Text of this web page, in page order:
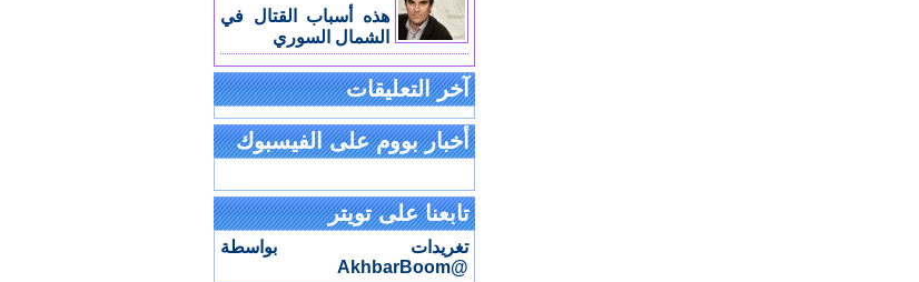
هذه أسباب القتال في
الشمال السوري
آخر التعليقات
أخبار بووم على الفيسبوك
تابعنا على تويتر
تغريدات بواسطة
@AkhbarBoom